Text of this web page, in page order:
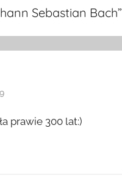
Sebastian Bach”
prawie 300 lat:)